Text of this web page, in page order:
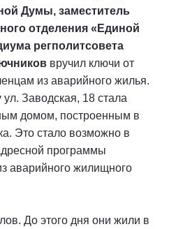
Думы, заместитель
отделения «Единой
регполитсовета
вручил ключи от
из аварийного жилья.
Заводская, 18 стала
домом, построенным в
Это стало возможно в
программы
аварийного жилищного
До этого дня они жили в